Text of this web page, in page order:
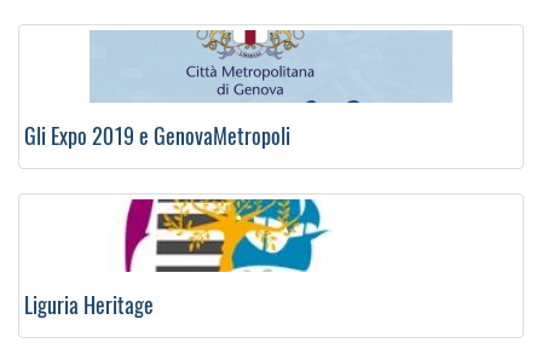
Gli Expo 2019 e GenovaMetropoli
Liguria Heritage